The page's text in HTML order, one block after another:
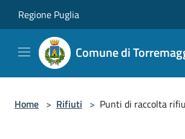
Regione Puglia
Comune di
Home > Rifiuti > Punti di raccolta